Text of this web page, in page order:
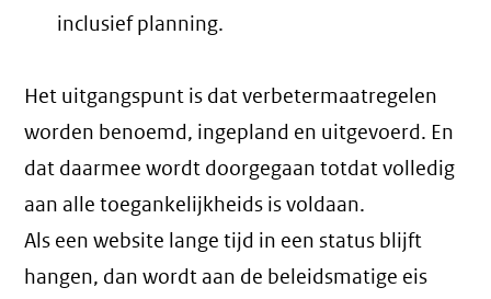
inclusief planning.
Het uitgangspunt is dat verbetermaatregelen
worden benoemd, ingepland en uitgevoerd. En
dat daarmee wordt doorgegaan totdat volledig
aan alle toegankelijkheids is voldaan.
Als een website lange tijd in een status blijft
hangen, dan wordt aan de beleidsmatige eis